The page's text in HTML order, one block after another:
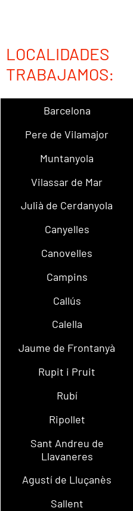
TRABAJAMOS:
Barcelona
Pere de Vilamajor
Muntanyola
Vilassar de Mar
Julià de Cerdanyola
Canyelles
Canovelles
Campins
Callús
Calella
Jaume de Frontanyà
Rupit i Pruit
Rubí
Ripollet
Sant Andreu de
Llavaneres
Agustí de Lluçanès
Sallent